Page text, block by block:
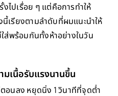
ไปเรื่อย ๆ แต่คือการทำให้
เรียงตามลำดับที่ผมแนะนำให้
ส่พร้อมกันทั้งห้าอย่างในวัน
มเนื้อรับแรงนานขึ้น
อนลง หยุดนิ่ง 1 วินาทีที่จุดต่ำ